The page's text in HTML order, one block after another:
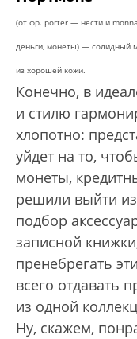
(от фр. porter — нести и
деньги, монеты) — солидный
из хорошей кожи.
Конечно, в
и стилю
хлопотно:
уйдет на то,
монеты,
решили выйти
подбор
записной
пренебрегать
всего отдавать
из одной
Ну, скажем,